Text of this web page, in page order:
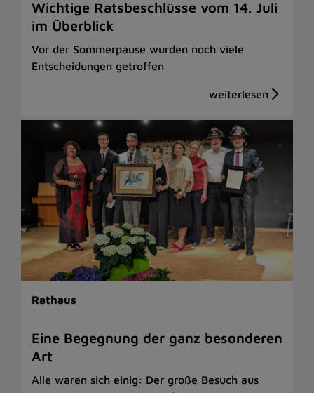
Wichtige Ratsbeschlüsse vom 14. Juli
im Überblick
Vor der Sommerpause wurden noch viele
Entscheidungen getroffen
Rathaus
Eine Begegnung der ganz besonderen
Art
Alle waren sich einig: Der große Besuch aus